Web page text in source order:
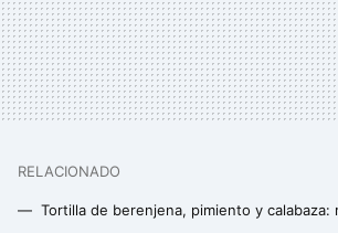
RELACIONADO
Tortilla de berenjena, pimiento y calabaza: